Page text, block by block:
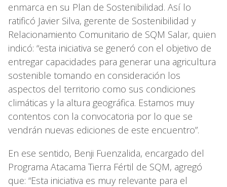
enmarca en su Plan de Sostenibilidad. Así lo
ratificó Javier Silva, gerente de Sostenibilidad y
Relacionamiento Comunitario de SQM Salar, quien
indicó: “esta iniciativa se generó con el objetivo de
entregar capacidades para generar una agricultura
sostenible tomando en consideración los
aspectos del territorio como sus condiciones
climáticas y la altura geográfica. Estamos muy
contentos con la convocatoria por lo que se
vendrán nuevas ediciones de este encuentro”.
En ese sentido, Benji Fuenzalida, encargado del
Programa Atacama Tierra Fértil de SQM, agregó
que: “Esta iniciativa es muy relevante para el